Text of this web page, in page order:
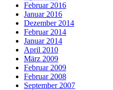
Februar 2016
Januar 2016
Dezember 2014
Februar 2014
Januar 2014
April 2010
März 2009
Februar 2009
Februar 2008
September 2007